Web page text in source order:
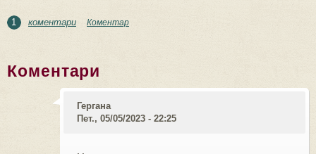
1 коментари Коментар
Коментари
Гергана
Пет., 05/05/2023 - 22:25